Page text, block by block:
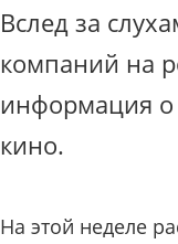
Вслед за
компаний на
информация о
кино.
На этой неделе